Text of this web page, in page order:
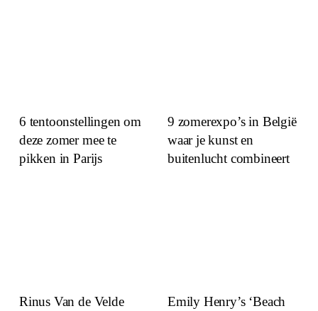
6 tentoonstellingen om
deze zomer mee te
pikken in Parijs
9 zomerexpo’s in België
waar je kunst en
buitenlucht combineert
Rinus Van de Velde
Emily Henry’s ‘Beach